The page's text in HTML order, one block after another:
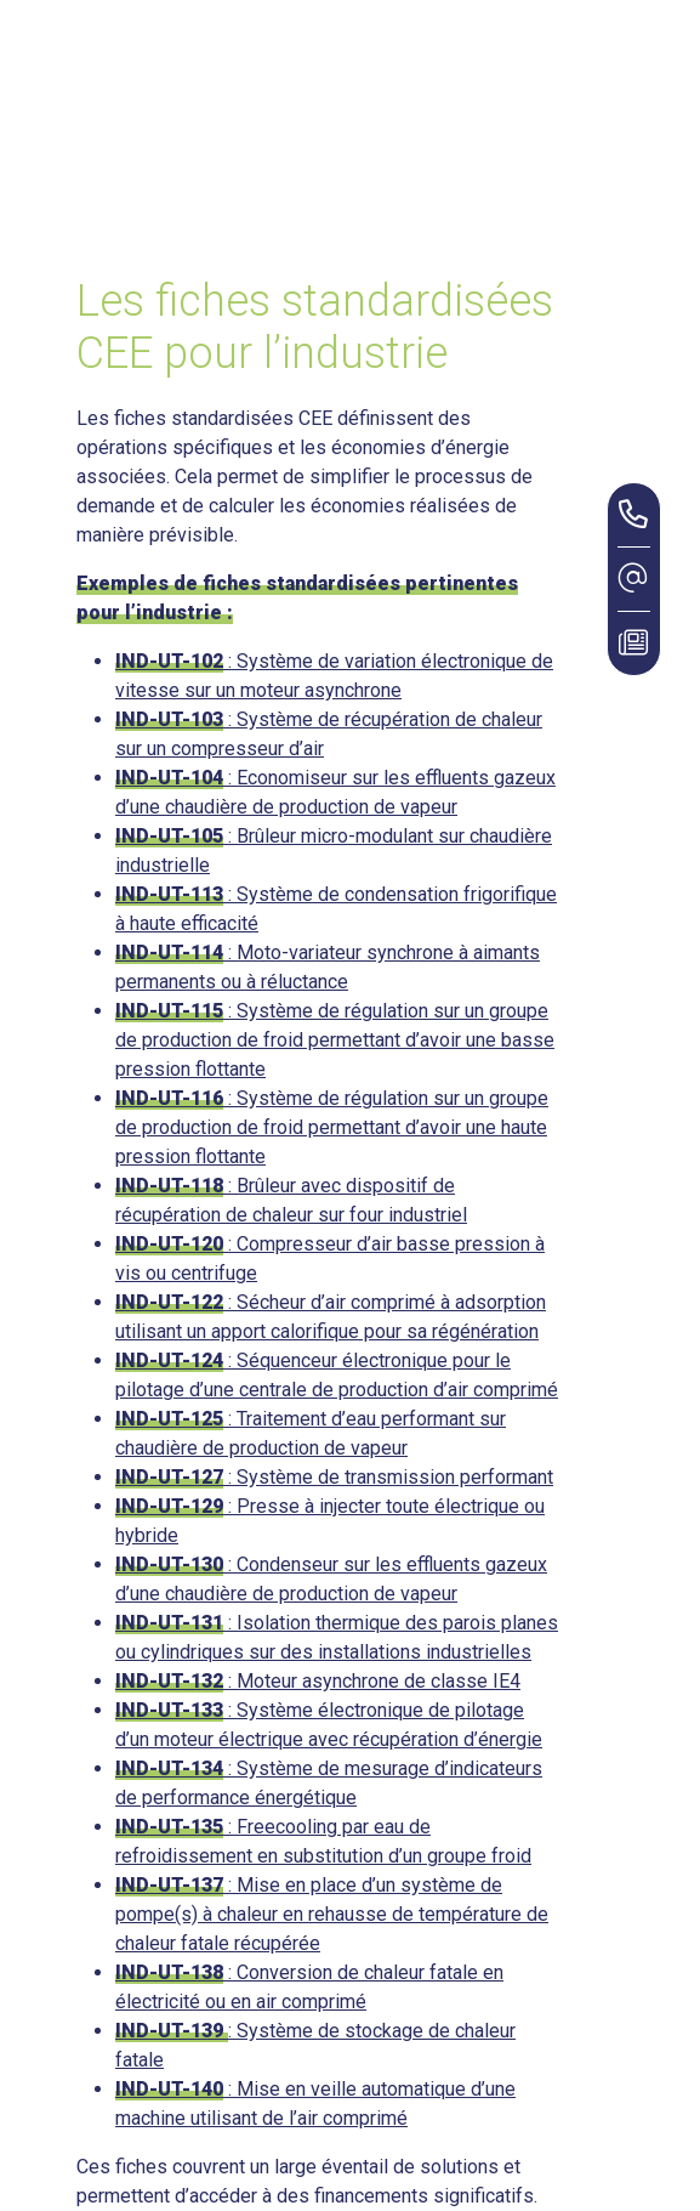
Les fiches standardisées
CEE pour l’industrie
Les fiches standardisées CEE définissent des
opérations spécifiques et les économies d’énergie
associées. Cela permet de simplifier le processus de
demande et de calculer les économies réalisées de
manière prévisible.
Exemples de fiches standardisées pertinentes
pour l’industrie :
IND-UT-102 : Système de variation électronique de
vitesse sur un moteur asynchrone
IND-UT-103 : Système de récupération de chaleur
sur un compresseur d’air
IND-UT-104 : Economiseur sur les effluents gazeux
d’une chaudière de production de vapeur
IND-UT-105 : Brûleur micro-modulant sur chaudière
industrielle
IND-UT-113 : Système de condensation frigorifique
à haute efficacité
IND-UT-114 : Moto-variateur synchrone à aimants
permanents ou à réluctance
IND-UT-115 : Système de régulation sur un groupe
de production de froid permettant d’avoir une basse
pression flottante
IND-UT-116 : Système de régulation sur un groupe
de production de froid permettant d’avoir une haute
pression flottante
IND-UT-118 : Brûleur avec dispositif de
récupération de chaleur sur four industriel
IND-UT-120 : Compresseur d’air basse pression à
vis ou centrifuge
IND-UT-122 : Sécheur d’air comprimé à adsorption
utilisant un apport calorifique pour sa régénération
IND-UT-124 : Séquenceur électronique pour le
pilotage d’une centrale de production d’air comprimé
IND-UT-125 : Traitement d’eau performant sur
chaudière de production de vapeur
IND-UT-127 : Système de transmission performant
IND-UT-129 : Presse à injecter toute électrique ou
hybride
IND-UT-130 : Condenseur sur les effluents gazeux
d’une chaudière de production de vapeur
IND-UT-131 : Isolation thermique des parois planes
ou cylindriques sur des installations industrielles
IND-UT-132 : Moteur asynchrone de classe IE4
IND-UT-133 : Système électronique de pilotage
d’un moteur électrique avec récupération d’énergie
IND-UT-134 : Système de mesurage d’indicateurs
de performance énergétique
IND-UT-135 : Freecooling par eau de
refroidissement en substitution d’un groupe froid
IND-UT-137 : Mise en place d’un système de
pompe(s) à chaleur en rehausse de température de
chaleur fatale récupérée
IND-UT-138 : Conversion de chaleur fatale en
électricité ou en air comprimé
IND-UT-139: Système de stockage de chaleur
fatale
IND-UT-140 : Mise en veille automatique d’une
machine utilisant de l’air comprimé
Ces fiches couvrent un large éventail de solutions et
permettent d’accéder à des financements significatifs.